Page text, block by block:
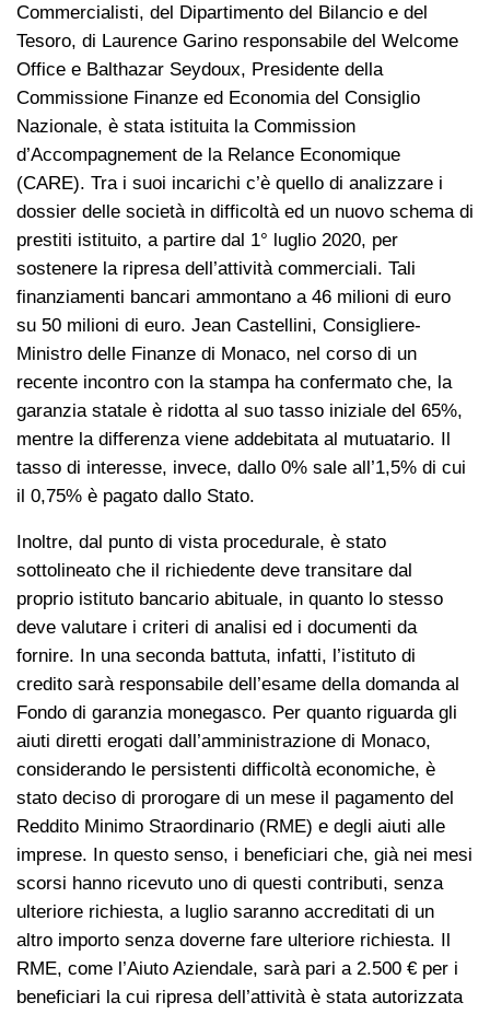
Commercialisti, del Dipartimento del Bilancio e del
Tesoro, di Laurence Garino responsabile del Welcome
Office e Balthazar Seydoux, Presidente della
Commissione Finanze ed Economia del Consiglio
Nazionale, è stata istituita la Commission
d’Accompagnement de la Relance Economique
(CARE). Tra i suoi incarichi c’è quello di analizzare i
dossier delle società in difficoltà ed un nuovo schema di
prestiti istituito, a partire dal 1° luglio 2020, per
sostenere la ripresa dell’attività commerciali. Tali
finanziamenti bancari ammontano a 46 milioni di euro
su 50 milioni di euro. Jean Castellini, Consigliere-
Ministro delle Finanze di Monaco, nel corso di un
recente incontro con la stampa ha confermato che, la
garanzia statale è ridotta al suo tasso iniziale del 65%,
mentre la differenza viene addebitata al mutuatario. Il
tasso di interesse, invece, dallo 0% sale all’1,5% di cui
il 0,75% è pagato dallo Stato.
Inoltre, dal punto di vista procedurale, è stato
sottolineato che il richiedente deve transitare dal
proprio istituto bancario abituale, in quanto lo stesso
deve valutare i criteri di analisi ed i documenti da
fornire. In una seconda battuta, infatti, l’istituto di
credito sarà responsabile dell’esame della domanda al
Fondo di garanzia monegasco. Per quanto riguarda gli
aiuti diretti erogati dall’amministrazione di Monaco,
considerando le persistenti difficoltà economiche, è
stato deciso di prorogare di un mese il pagamento del
Reddito Minimo Straordinario (RME) e degli aiuti alle
imprese. In questo senso, i beneficiari che, già nei mesi
scorsi hanno ricevuto uno di questi contributi, senza
ulteriore richiesta, a luglio saranno accreditati di un
altro importo senza doverne fare ulteriore richiesta. Il
RME, come l’Aiuto Aziendale, sarà pari a 2.500 € per i
beneficiari la cui ripresa dell’attività è stata autorizzata